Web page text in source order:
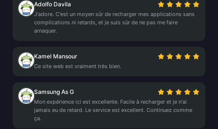
Adolfo Davila
J'adore. C'est un moyen sûr de recharger mes applications sans
complications ni retards, et je suis sûr de ne pas me faire
arnaquer.
Kamel Mansour
Ce site web est vraiment très bien.
Samsung As G
Mon expérience ici est excellente. Facile à recharger et je n'ai
jamais eu de retard. Le service est excellent. Continuez comme
ça.